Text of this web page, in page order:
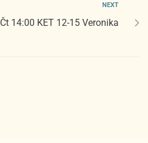
NEXT
Čt 14:00 KET 12-15 Veronika